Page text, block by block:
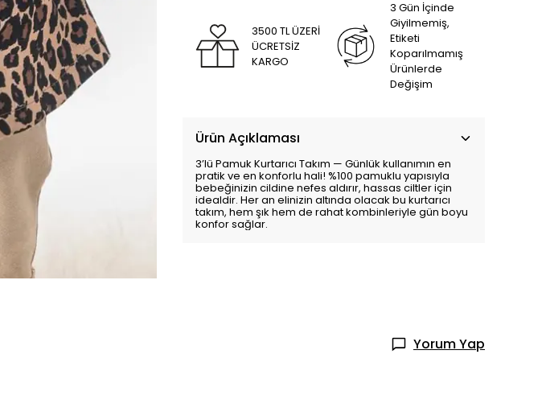
3500 TL ÜZERİ
ÜCRETSİZ
KARGO
3 Gün İçinde
Giyilmemiş,
Etiketi
Koparılmamış
Ürünlerde
Değişim
Ürün Açıklaması
3’lü Pamuk Kurtarıcı Takım — Günlük kullanımın en
pratik ve en konforlu hali! %100 pamuklu yapısıyla
bebeğinizin cildine nefes aldırır, hassas ciltler için
idealdir. Her an elinizin altında olacak bu kurtarıcı
takım, hem şık hem de rahat kombinleriyle gün boyu
konfor sağlar.
Yorum Yap